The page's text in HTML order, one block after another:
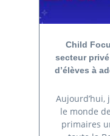
Child
secteur
d’élèves à
Aujourd’hui,
le monde
primaires